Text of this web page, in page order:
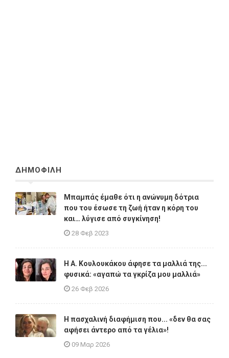
ΔΗΜΟΦΙΛΗ
Μπαμπάς έμαθε ότι η ανώνυμη δότρια
που του έσωσε τη ζωή ήταν η κόρη του
και… λύγισε από συγκίνηση!
28 Φεβ 2023
Η A. Κουλουκάκου άφησε τα μαλλιά της...
φυσικά: «αγαπώ τα γκρίζα μου μαλλιά»
26 Φεβ 2026
Η πασχαλινή διαφήμιση που... «δεν θα σας
αφήσει άντερο από τα γέλια»!
09 Μαρ 2026